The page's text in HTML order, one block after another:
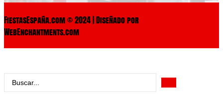
FiestasEspaña.com © 2024 | Diseñado por
WebEnchantments.com